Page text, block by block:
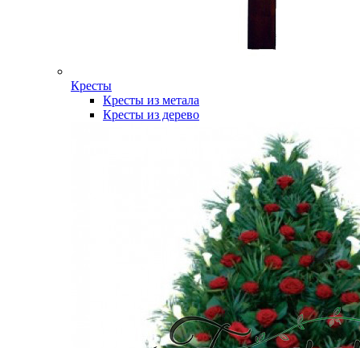
Кресты
Кресты из метала
Кресты из дерево